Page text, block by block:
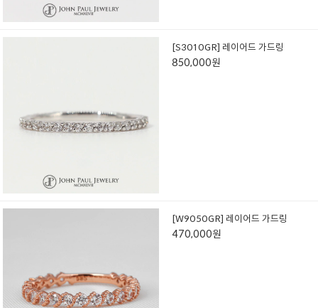
[S3010GR] 레이어드 가드링
850,000원
[W9050GR] 레이어드 가드링
470,000원